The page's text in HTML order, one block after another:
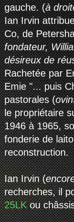
gauche. (à
Ian Irvin
Co, de
fondateur,
désireux de
Rachetée par
Emie "... puis
pastorales (
le propriétaire
1946 à 1965,
fonderie de
reconstruction.
Ian Irvin (
recherches, il
25LKou